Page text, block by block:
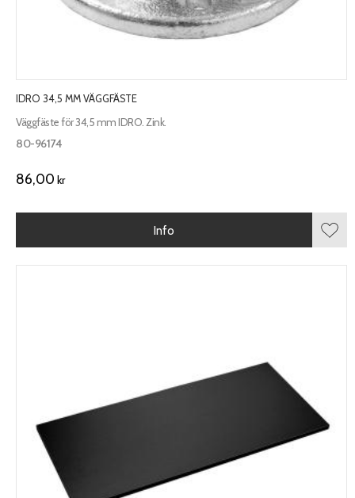
IDRO 34,5 MM VÄGGFÄSTE
Väggfäste för 34,5 mm IDRO. Zink.
80-96174
86,00 kr
Info